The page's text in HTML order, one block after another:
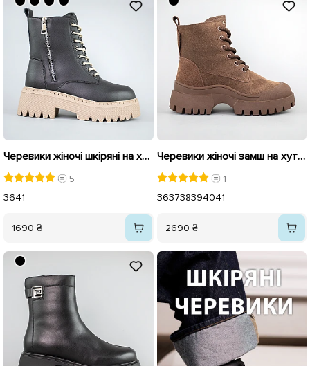
Черевики жіночі шкіряні на хутрі 593227 Чорні
5
3641
1690 ₴
Черевики жіночі замш на хутрі 593563 Коричневі
1
363738394041
2690 ₴